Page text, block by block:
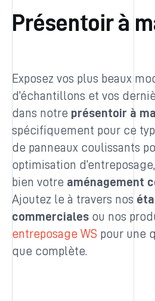
Présentoir à
Exposez vos plus beaux
d’échantillons et vos
dans notre présentoir à
spécifiquement pour ce
de panneaux coulissants
optimisation
bien votre aménagement
Ajoutez le à travers nos
commerciales ou nos
entreposage WS pour une
que complète.